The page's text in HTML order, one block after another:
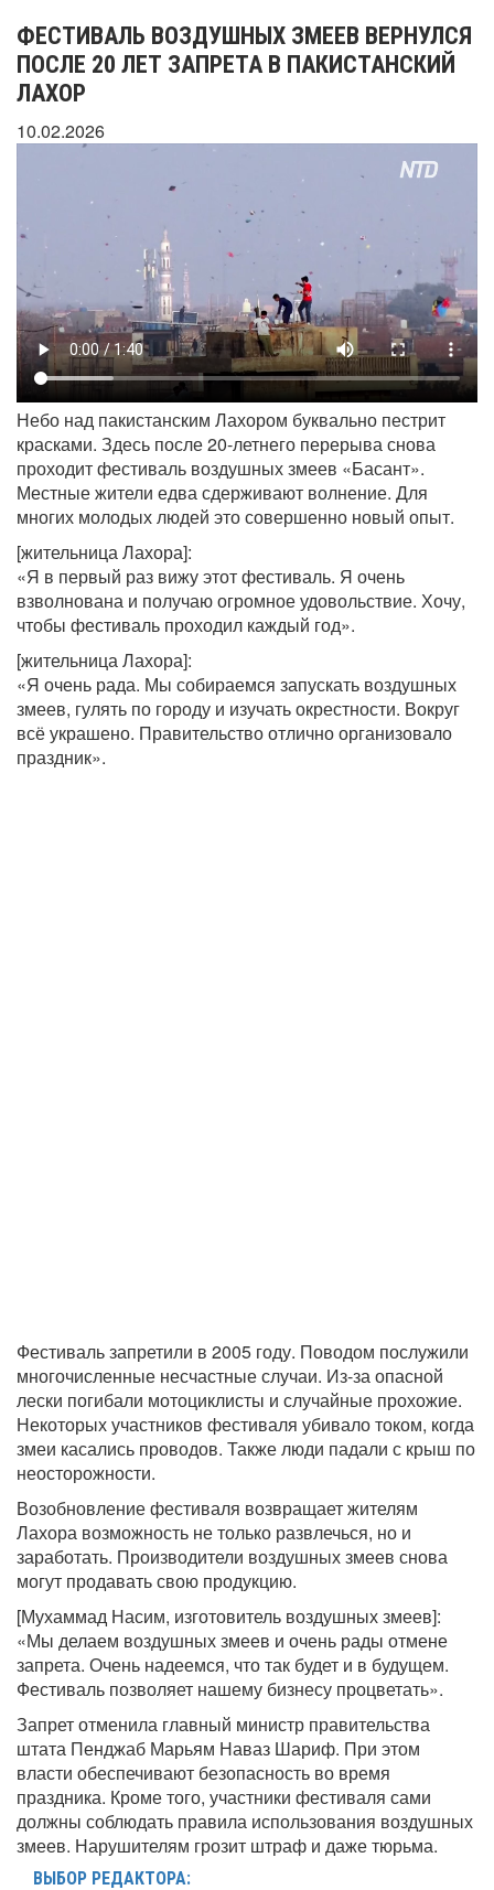
ФЕСТИВАЛЬ ВОЗДУШНЫХ ЗМЕЕВ ВЕРНУЛСЯ
ПОСЛЕ 20 ЛЕТ ЗАПРЕТА В ПАКИСТАНСКИЙ
ЛАХОР
10.02.2026
Небо над пакистанским Лахором буквально пестрит
красками. Здесь после 20-летнего перерыва снова
проходит фестиваль воздушных змеев «Басант».
Местные жители едва сдерживают волнение. Для
многих молодых людей это совершенно новый опыт.
[жительница Лахора]:
«Я в первый раз вижу этот фестиваль. Я очень
взволнована и получаю огромное удовольствие. Хочу,
чтобы фестиваль проходил каждый год».
[жительница Лахора]:
«Я очень рада. Мы собираемся запускать воздушных
змеев, гулять по городу и изучать окрестности. Вокруг
всё украшено. Правительство отлично организовало
праздник».
Фестиваль запретили в 2005 году. Поводом послужили
многочисленные несчастные случаи. Из-за опасной
лески погибали мотоциклисты и случайные прохожие.
Некоторых участников фестиваля убивало током, когда
змеи касались проводов. Также люди падали с крыш по
неосторожности.
Возобновление фестиваля возвращает жителям
Лахора возможность не только развлечься, но и
заработать. Производители воздушных змеев снова
могут продавать свою продукцию.
[Мухаммад Насим, изготовитель воздушных змеев]:
«Мы делаем воздушных змеев и очень рады отмене
запрета. Очень надеемся, что так будет и в будущем.
Фестиваль позволяет нашему бизнесу процветать».
Запрет отменила главный министр правительства
штата Пенджаб Марьям Наваз Шариф. При этом
власти обеспечивают безопасность во время
праздника. Кроме того, участники фестиваля сами
должны соблюдать правила использования воздушных
змеев. Нарушителям грозит штраф и даже тюрьма.
ВЫБОР РЕДАКТОРА: